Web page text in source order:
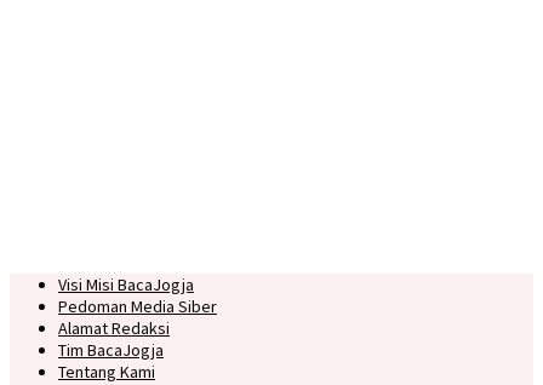
Visi Misi BacaJogja
Pedoman Media Siber
Alamat Redaksi
Tim BacaJogja
Tentang Kami